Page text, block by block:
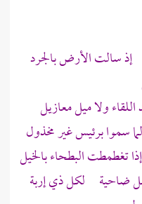
سالت الأرض بالجرد
ولا ميل معازيل
سموا برئيس غير مخذول
البطحاء بالخيل
ضاحية لكل ذي إربة